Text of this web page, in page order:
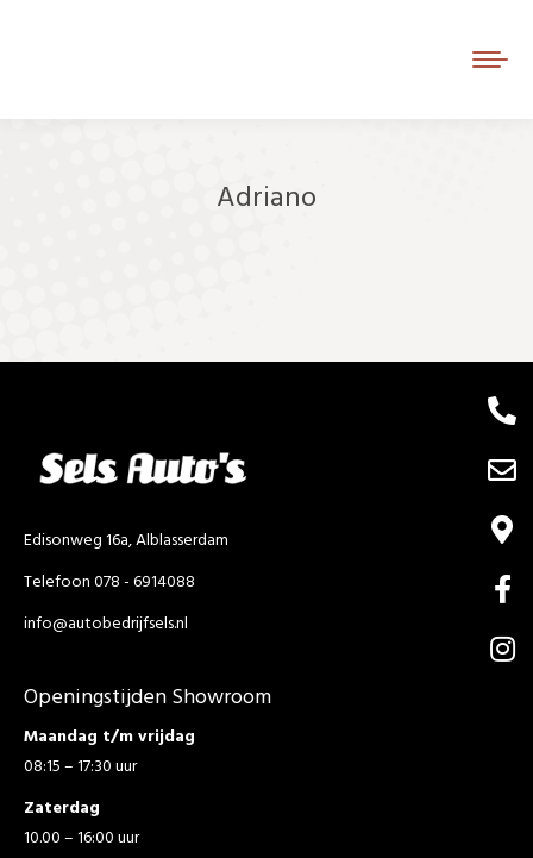
Adriano
Edisonweg 16a, Alblasserdam
Telefoon 078 - 6914088
info@autobedrijfsels.nl
Openingstijden Showroom
Maandag t/m vrijdag
08:15 – 17:30 uur
Zaterdag
10.00 – 16:00 uur